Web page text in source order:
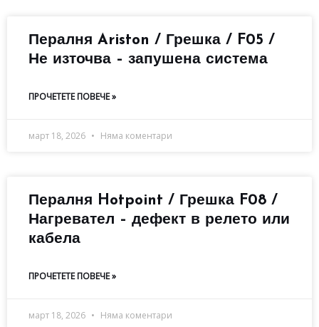
Пералня Ariston / Грешка / F05 /
Не източва – запушена система
ПРОЧЕТЕТЕ ПОВЕЧЕ »
март 18, 2026 Няма коментари
Пералня Hotpoint / Грешка F08 /
Нагревател – дефект в релето или
кабела
ПРОЧЕТЕТЕ ПОВЕЧЕ »
март 18, 2026 Няма коментари